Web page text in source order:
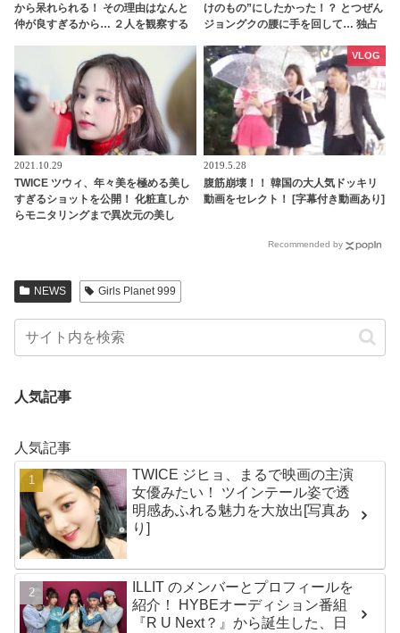
から呆れられる！ その理由はなんと
仲が良すぎるから… ２人を観察する
る「いつもの光景なんだろうなw」
けのもの”にしたかった！？ とつぜん
ジョングクの腰に手を回して… 独占
マート＆甘すぎるとファンメロメロ
2021.10.29
TWICE ツウィ、年々美を極める美し
すぎるショットを公開！ 化粧直しか
らモニタリングまで異次元の美し
2019.5.28
腹筋崩壊！！ 韓国の大人気ドッキリ
動画をセレクト！ [字幕付き動画あり]
VLOG
Recommended by
NEWS Girls Planet 999
人気記事
人気記事
TWICE ジヒョ、まるで映画の主演
女優みたい！ ツインテール姿で透
明感あふれる魅力を大放出[写真あ
り]
ILLIT のメンバーとプロフィールを
紹介！ HYBEオーディション番組
『R U Next？』から誕生した、日